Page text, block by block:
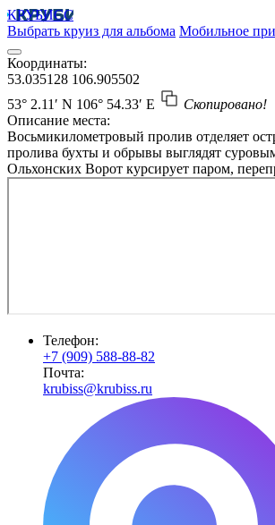
КРУБИСС
Выбрать круиз для альбома Мобильное
Координаты:
53.035128 106.905502
53° 2.11′ N 106° 54.33′ E
Скопировано!
Описание места:
Восьмикилометровый пролив отделяет
пролива бухты и обрывы выглядят
Ольхонских Ворот курсирует паром,
Телефон:
+7 (909) 588-88-82
Почта:
krubiss@krubiss.ru